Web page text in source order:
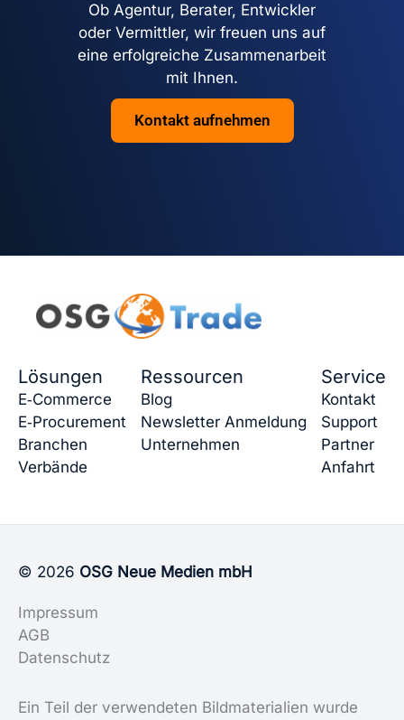
Ob Agentur, Berater, Entwickler
oder Vermittler, wir freuen uns auf
eine erfolgreiche Zusammenarbeit
mit Ihnen.
Kontakt aufnehmen
Lösungen
E‑Commerce
E‑Procurement
Branchen
Verbände
Ressourcen
Blog
Newsletter Anmeldung
Unternehmen
Service
Kontakt
Support
Partner
Anfahrt
© 2026 OSG Neue Medien mbH
Impressum
AGB
Datenschutz
Ein Teil der verwendeten Bildmaterialien wurde